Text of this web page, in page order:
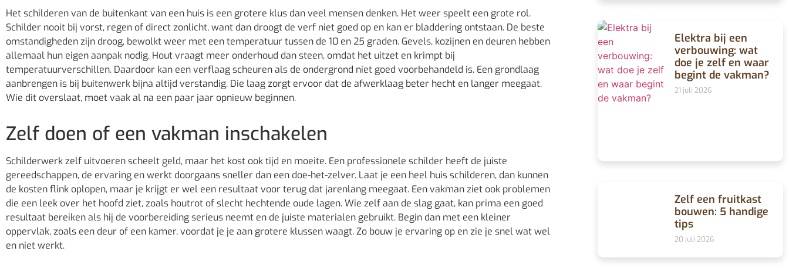
Het schilderen van de buitenkant van een huis is een grotere klus dan veel mensen denken. Het weer speelt een grote rol.
Schilder nooit bij vorst, regen of direct zonlicht, want dan droogt de verf niet goed op en kan er bladdering ontstaan. De beste
omstandigheden zijn droog, bewolkt weer met een temperatuur tussen de 10 en 25 graden. Gevels, kozijnen en deuren hebben
allemaal hun eigen aanpak nodig. Hout vraagt meer onderhoud dan steen, omdat het uitzet en krimpt bij
temperatuurverschillen. Daardoor kan een verflaag scheuren als de ondergrond niet goed voorbehandeld is. Een grondlaag
aanbrengen is bij buitenwerk bijna altijd verstandig. Die laag zorgt ervoor dat de afwerklaag beter hecht en langer meegaat.
Wie dit overslaat, moet vaak al na een paar jaar opnieuw beginnen.
Zelf doen of een vakman inschakelen
Schilderwerk zelf uitvoeren scheelt geld, maar het kost ook tijd en moeite. Een professionele schilder heeft de juiste
gereedschappen, de ervaring en werkt doorgaans sneller dan een doe-het-zelver. Laat je een heel huis schilderen, dan kunnen
de kosten flink oplopen, maar je krijgt er wel een resultaat voor terug dat jarenlang meegaat. Een vakman ziet ook problemen
die een leek over het hoofd ziet, zoals houtrot of slecht hechtende oude lagen. Wie zelf aan de slag gaat, kan prima een goed
resultaat bereiken als hij de voorbereiding serieus neemt en de juiste materialen gebruikt. Begin dan met een kleiner
oppervlak, zoals een deur of een kamer, voordat je je aan grotere klussen waagt. Zo bouw je ervaring op en zie je snel wat wel
en niet werkt.
Elektra bij een
verbouwing: wat
doe je zelf en waar
begint de vakman?
21 juli 2026
Zelf een fruitkast
bouwen: 5 handige
tips
20 juli 2026